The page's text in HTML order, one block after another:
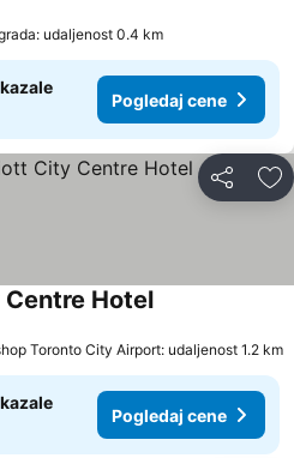
udaljenost 0.4 km
Pogledaj cene
Deli
Hotel
Toronto City Airport: udaljenost 1.2 km
Pogledaj cene